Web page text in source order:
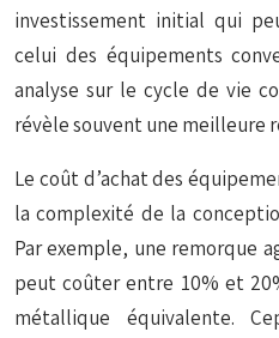
investissement initial qui
celui des équipements
analyse sur le cycle de vie
révèle souvent une meilleure
Le coût d’achat des
la complexité de la
Par exemple, une remorque
peut coûter entre 10% et
métallique équivalente.